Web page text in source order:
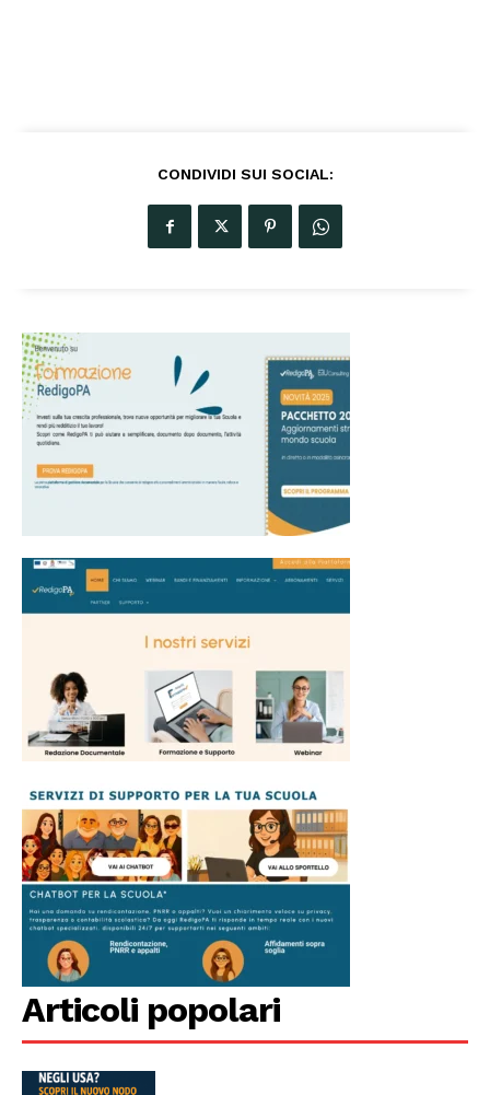
CONDIVIDI SUI SOCIAL:
Articoli popolari